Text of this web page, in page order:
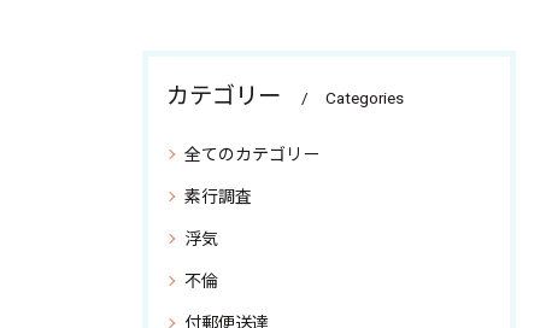
カテゴリー Categories
全てのカテゴリー
素行調査
浮気
不倫
付郵便送達